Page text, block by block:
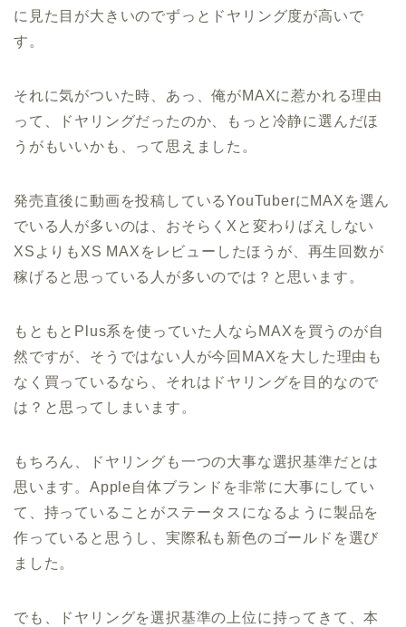
に見た目が大きいのでずっとドヤリング度が高いで
す。
それに気がついた時、あっ、俺がMAXに惹かれる理由
って、ドヤリングだったのか、もっと冷静に選んだほ
うがもいいかも、って思えました。
発売直後に動画を投稿しているYouTuberにMAXを選ん
でいる人が多いのは、おそらくXと変わりばえしない
XSよりもXS MAXをレビューしたほうが、再生回数が
稼げると思っている人が多いのでは？と思います。
もともとPlus系を使っていた人ならMAXを買うのが自
然ですが、そうではない人が今回MAXを大した理由も
なく買っているなら、それはドヤリングを目的なので
は？と思ってしまいます。
もちろん、ドヤリングも一つの大事な選択基準だとは
思います。Apple自体ブランドを非常に大事にしてい
て、持っていることがステータスになるように製品を
作っていると思うし、実際私も新色のゴールドを選び
ました。
でも、ドヤリングを選択基準の上位に持ってきて、本